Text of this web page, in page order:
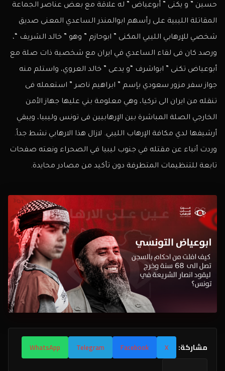
حسين ” و يكنى ” أبوعياض ” له علاقة مع بعض عناصر الجماعة
المقاتلة الليبية على رأسهم ابوالمنذر الساعدي المعنى صديق
شخصي للإرهابي الليبي المكنى ” ابوحازم ” وهو ” خالد الشريف “،
ورصد كان فى لقاء الساعدي في ايران مع شخصية ذات صلة مع
أبوعياض تكنى ” ابواشرف “و يدعى ” خالد العروي، واستلم منه
جواز سفر مزور سعودي بإسم ” ابراهيم ناصر ” استعمله فى
تنقله من ايران الى تركيا، وهي معلومة بني عليها جهاز الأمن
الخارجي الصلة المباشرة بين الإرهابيين فى تونس وليبيا، ويبقي
أرشيفها لدي مكافة الإرهاب الليبي. لازال هذا الارهابي نشط جداً.
وردت أنباء عن مقتله في جنوب ليبيا في الصحراء ونعته صفحات
تابعة للتنظيمات المتطرفة دون تأكيد من مصادر محايدة.
مشاركة: X
Facebook
Telegram
WhatsApp